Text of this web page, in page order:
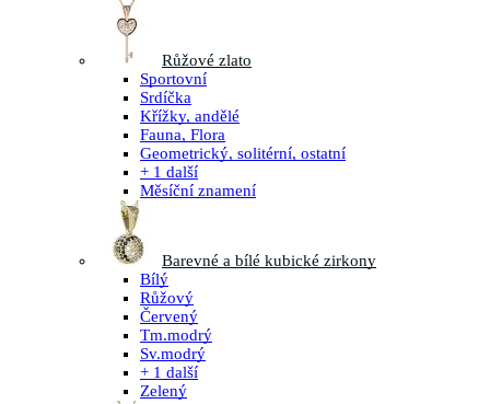
Růžové zlato
Sportovní
Srdíčka
Křížky, andělé
Fauna, Flora
Geometrický, solitérní, ostatní
+ 1 další
Měsíční znamení
Barevné a bílé kubické zirkony
Bílý
Růžový
Červený
Tm.modrý
Sv.modrý
+ 1 další
Zelený